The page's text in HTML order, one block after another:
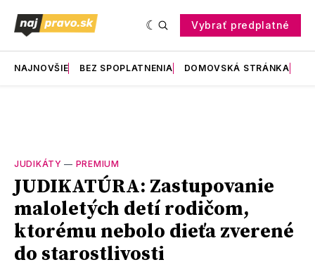
Vybrať predplatné
NAJNOVŠIE BEZ SPOPLATNENIA DOMOVSKÁ STRÁNKA
JUDIKÁTY — PREMIUM
JUDIKATÚRA: Zastupovanie
maloletých detí rodičom,
ktorému nebolo dieťa zverené
do starostlivosti